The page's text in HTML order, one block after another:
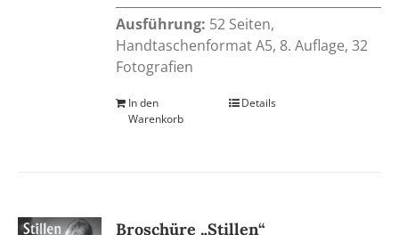
Ausführung: 52 Seiten,
Handtaschenformat A5, 8. Auflage, 32
Fotografien
In den
Warenkorb
Details
Broschüre „Stillen“